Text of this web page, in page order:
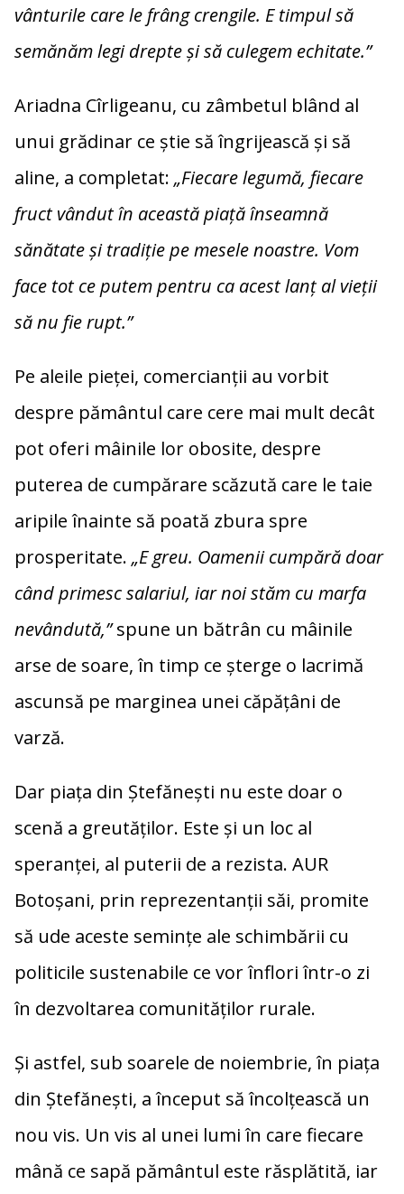
vânturile care le frâng crengile. E timpul să
semănăm legi drepte și să culegem echitate.”
Ariadna Cîrligeanu, cu zâmbetul blând al
unui grădinar ce știe să îngrijească și să
aline, a completat: „Fiecare legumă, fiecare
fruct vândut în această piață înseamnă
sănătate și tradiție pe mesele noastre. Vom
face tot ce putem pentru ca acest lanț al vieții
să nu fie rupt.”
Pe aleile pieței, comercianții au vorbit
despre pământul care cere mai mult decât
pot oferi mâinile lor obosite, despre
puterea de cumpărare scăzută care le taie
aripile înainte să poată zbura spre
prosperitate. „E greu. Oamenii cumpără doar
când primesc salariul, iar noi stăm cu marfa
nevândută,”spune un bătrân cu mâinile
arse de soare, în timp ce șterge o lacrimă
ascunsă pe marginea unei căpățâni de
varză.
Dar piața din Ștefănești nu este doar o
scenă a greutăților. Este și un loc al
speranței, al puterii de a rezista. AUR
Botoșani, prin reprezentanții săi, promite
să ude aceste semințe ale schimbării cu
politicile sustenabile ce vor înflori într-o zi
în dezvoltarea comunităților rurale.
Și astfel, sub soarele de noiembrie, în piața
din Ștefănești, a început să încolțească un
nou vis. Un vis al unei lumi în care fiecare
mână ce sapă pământul este răsplătită, iar